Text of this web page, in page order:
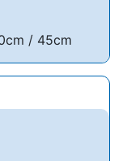
/ 45cm